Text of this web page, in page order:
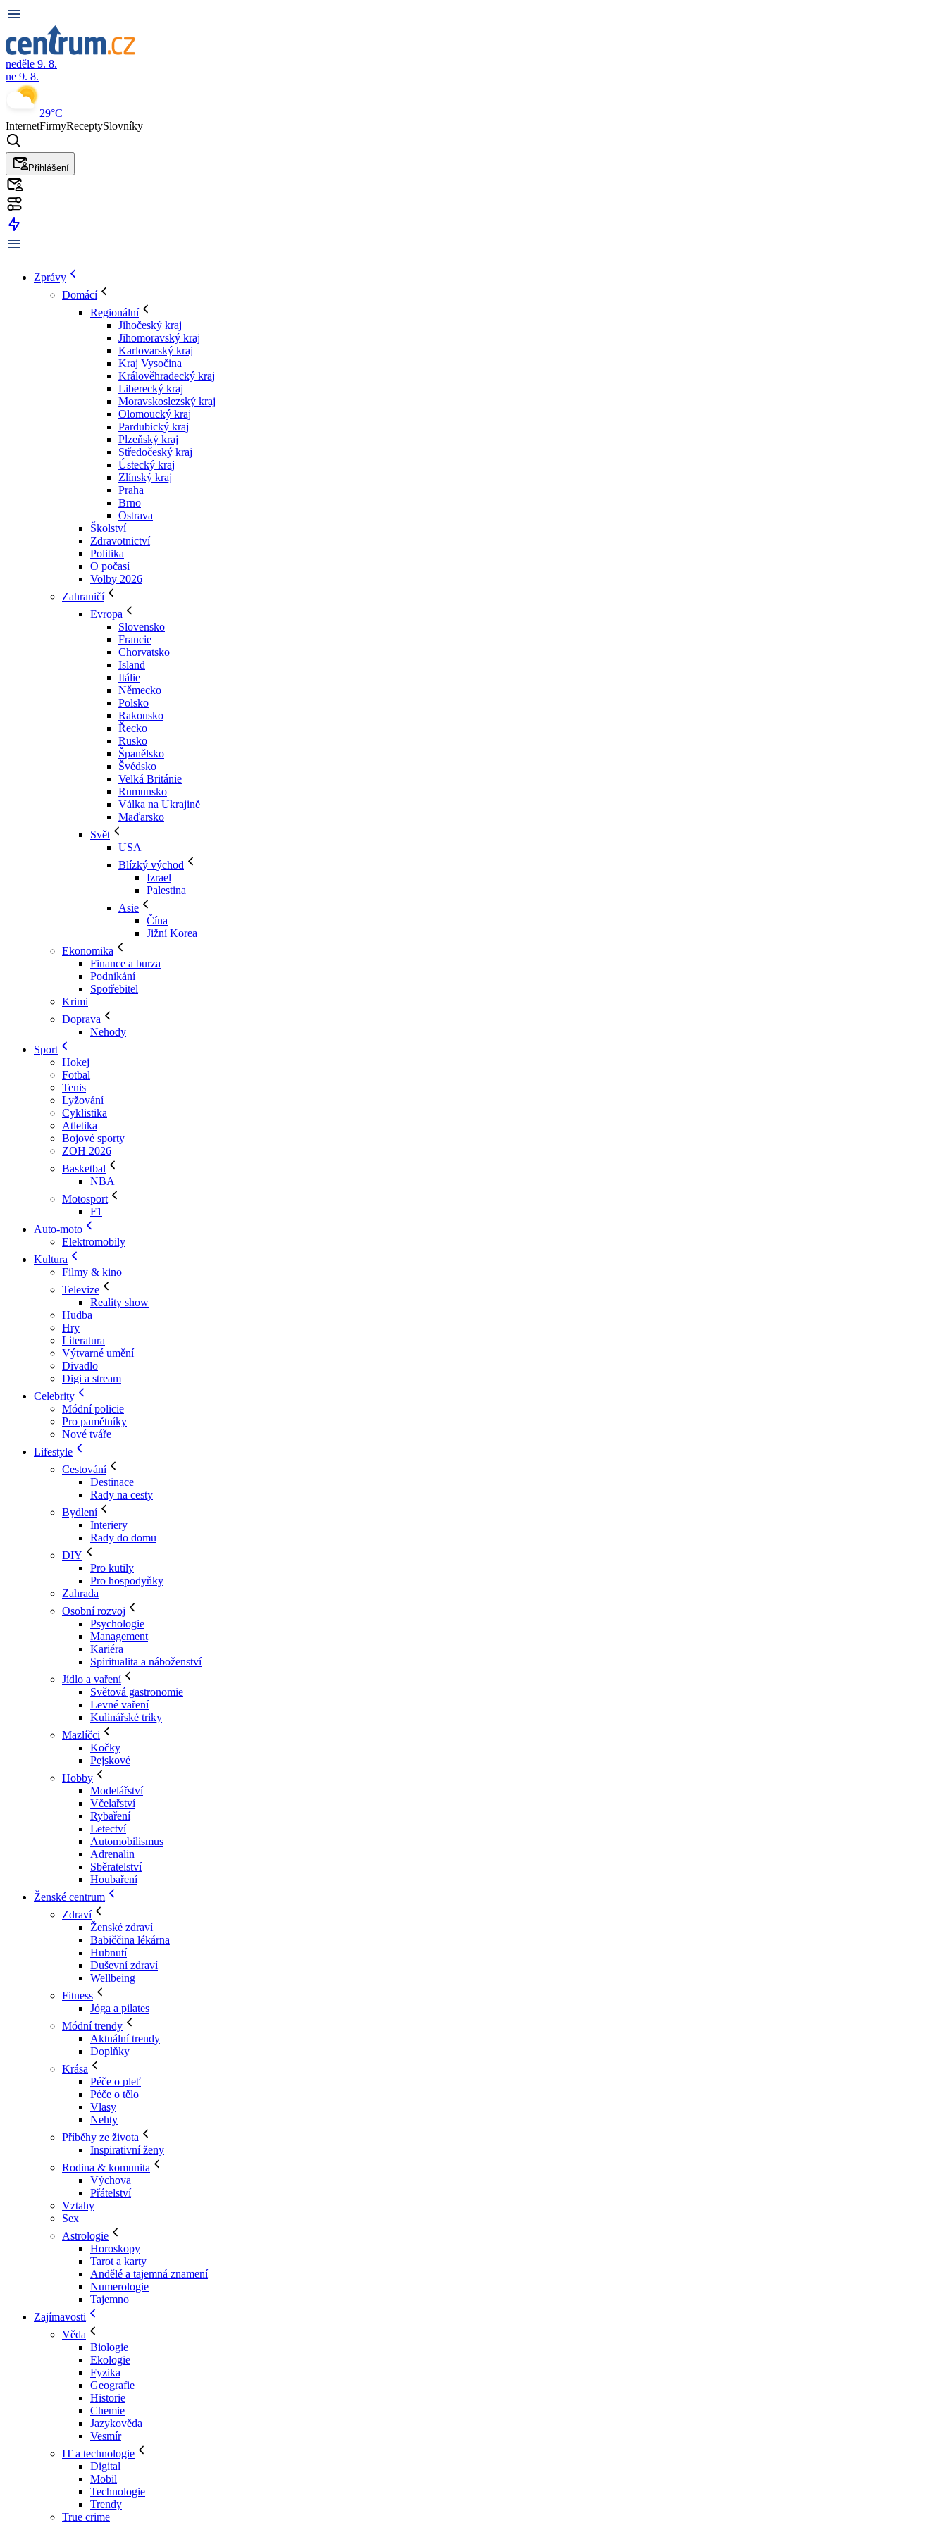
neděle 9. 8.
ne 9. 8.
29°C
InternetFirmyReceptySlovníky
Přihlášení
Zprávy
Domácí
Regionální
Jihočeský kraj
Jihomoravský kraj
Karlovarský kraj
Kraj Vysočina
Králověhradecký kraj
Liberecký kraj
Moravskoslezský kraj
Olomoucký kraj
Pardubický kraj
Plzeňský kraj
Středočeský kraj
Ústecký kraj
Zlínský kraj
Praha
Brno
Ostrava
Školství
Zdravotnictví
Politika
O počasí
Volby 2026
Zahraničí
Evropa
Slovensko
Francie
Chorvatsko
Island
Itálie
Německo
Polsko
Rakousko
Řecko
Rusko
Španělsko
Švédsko
Velká Británie
Rumunsko
Válka na Ukrajině
Maďarsko
Svět
USA
Blízký východ
Izrael
Palestina
Asie
Čína
Jižní Korea
Ekonomika
Finance a burza
Podnikání
Spotřebitel
Krimi
Doprava
Nehody
Sport
Hokej
Fotbal
Tenis
Lyžování
Cyklistika
Atletika
Bojové sporty
ZOH 2026
Basketbal
NBA
Motosport
F1
Auto-moto
Elektromobily
Kultura
Filmy & kino
Televize
Reality show
Hudba
Hry
Literatura
Výtvarné umění
Divadlo
Digi a stream
Celebrity
Módní policie
Pro pamětníky
Nové tváře
Lifestyle
Cestování
Destinace
Rady na cesty
Bydlení
Interiery
Rady do domu
DIY
Pro kutily
Pro hospodyňky
Zahrada
Osobní rozvoj
Psychologie
Management
Kariéra
Spiritualita a náboženství
Jídlo a vaření
Světová gastronomie
Levné vaření
Kulinářské triky
Mazlíčci
Kočky
Pejskové
Hobby
Modelářství
Včelařství
Rybaření
Letectví
Automobilismus
Adrenalin
Sběratelství
Houbaření
Ženské centrum
Zdraví
Ženské zdraví
Babiččina lékárna
Hubnutí
Duševní zdraví
Wellbeing
Fitness
Jóga a pilates
Módní trendy
Aktuální trendy
Doplňky
Krása
Péče o pleť
Péče o tělo
Vlasy
Nehty
Příběhy ze života
Inspirativní ženy
Rodina & komunita
Výchova
Přátelství
Vztahy
Sex
Astrologie
Horoskopy
Tarot a karty
Andělé a tajemná znamení
Numerologie
Tajemno
Zajímavosti
Věda
Biologie
Ekologie
Fyzika
Geografie
Historie
Chemie
Jazykověda
Vesmír
IT a technologie
Digital
Mobil
Technologie
Trendy
True crime